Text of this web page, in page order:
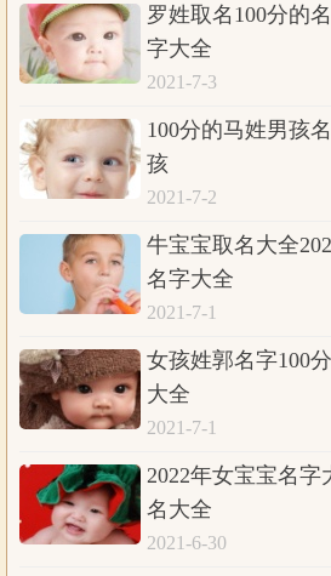
罗姓取名100分的
字大全
2021-7-3
100分的马姓男孩
孩
2021-7-2
牛宝宝取名大全
名字大全
2021-7-1
女孩姓郭名字100
大全
2021-7-1
2022年女宝宝名
名大全
2021-6-30